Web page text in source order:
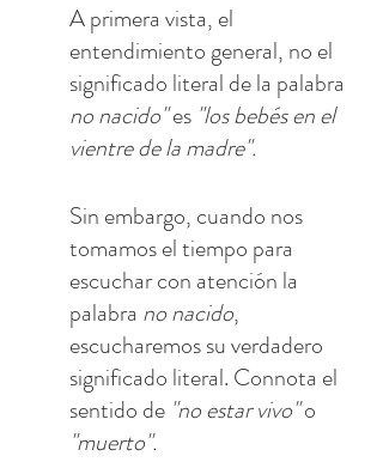
A primera vista, el
entendimiento general, no el
significado literal de la palabra
no nacido" es "los bebés en el
vientre de la madre".
Sin embargo, cuando nos
tomamos el tiempo para
escuchar con atención la
palabra no nacido,
escucharemos su verdadero
significado literal. Connota el
sentido de "no estar vivo" o
"muerto".